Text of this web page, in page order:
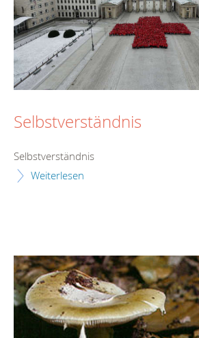
Selbstverständnis
Selbstverständnis
Weiterlesen